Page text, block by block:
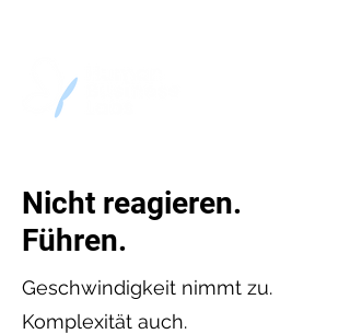
Nicht reagieren.
Führen.
Geschwindigkeit nimmt zu.
Komplexität auch.